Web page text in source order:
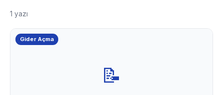
1 yazı
📝
Gider Açma